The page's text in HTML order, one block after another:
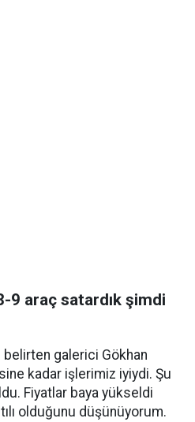
9 araç satardık şimdi
galerici Gökhan
kadar işlerimiz iyiydi. Şu
Fiyatlar baya yükseldi
olduğunu düşünüyorum.